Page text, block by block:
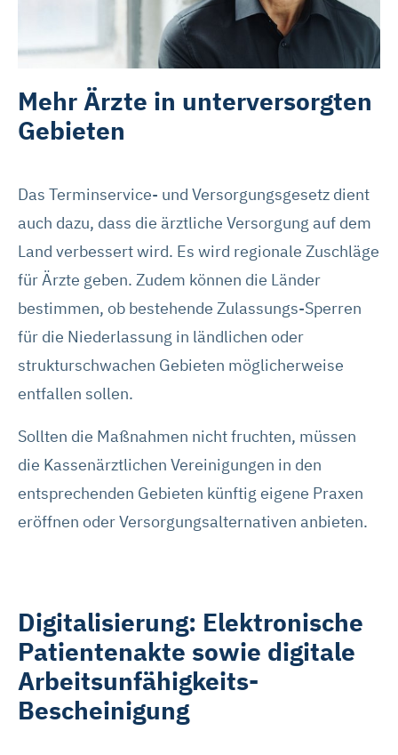
Mehr Ärzte in unterversorgten
Gebieten
Das Terminservice- und Versorgungsgesetz dient
auch dazu, dass die ärztliche Versorgung auf dem
Land verbessert wird. Es wird regionale Zuschläge
für Ärzte geben. Zudem können die Länder
bestimmen, ob bestehende Zulassungs-Sperren
für die Niederlassung in ländlichen oder
strukturschwachen Gebieten möglicherweise
entfallen sollen.
Sollten die Maßnahmen nicht fruchten, müssen
die Kassenärztlichen Vereinigungen in den
entsprechenden Gebieten künftig eigene Praxen
eröffnen oder Versorgungsalternativen anbieten.
Digitalisierung: Elektronische
Patientenakte sowie digitale
Arbeitsunfähigkeits-
Bescheinigung